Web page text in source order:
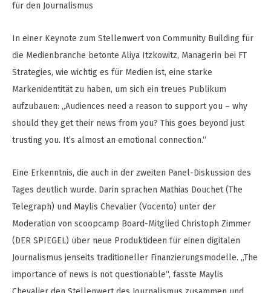
für den Journalismus
In einer Keynote zum Stellenwert von Community Building für
die Medienbranche betonte Aliya Itzkowitz, Managerin bei FT
Strategies, wie wichtig es für Medien ist, eine starke
Markenidentität zu haben, um sich ein treues Publikum
aufzubauen: „Audiences need a reason to support you – why
should they get their news from you? This goes beyond just
trusting you. It’s almost an emotional connection.“
Eine Erkenntnis, die auch in der zweiten Panel-Diskussion des
Tages deutlich wurde. Darin sprachen Mathias Douchet (The
Telegraph) und Maylis Chevalier (Vocento) unter der
Moderation von scoopcamp Board-Mitglied Christoph Zimmer
(DER SPIEGEL) über neue Produktideen für einen digitalen
Journalismus jenseits traditioneller Finanzierungsmodelle. „The
importance of news is not questionable“, fasste Maylis